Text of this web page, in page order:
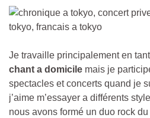
Je travaille principalement en
chant a domicile mais je
spectacles et concerts quand je
j’aime m’essayer a différents
nous avons formé un duo rock